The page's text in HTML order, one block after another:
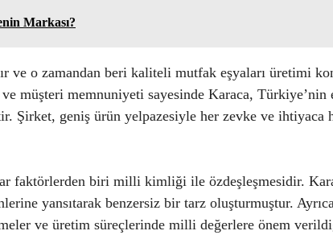
Markası?
ve o zamandan beri kaliteli mutfak eşyaları üretimi
müşteri memnuniyeti sayesinde Karaca, Türkiye’nin
Şirket, geniş ürün yelpazesiyle her zevke ve ihtiyaca
faktörlerden biri milli kimliği ile özdeşleşmesidir.
yansıtarak benzersiz bir tarz oluşturmuştur.
ve üretim süreçlerinde milli değerlere önem